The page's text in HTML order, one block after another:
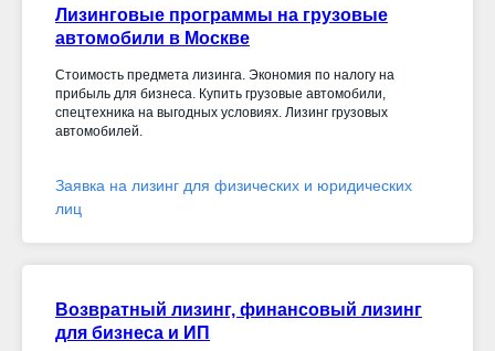
Лизинговые программы на грузовые
автомобили в Москве
Стоимость предмета лизинга. Экономия по налогу на
прибыль для бизнеса. Купить грузовые автомобили,
спецтехника на выгодных условиях. Лизинг грузовых
автомобилей.
Заявка на лизинг для физических и юридических
лиц
Возвратный лизинг, финансовый лизинг
для бизнеса и ИП